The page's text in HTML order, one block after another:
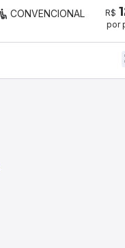
CONVENCIONAL R$
por